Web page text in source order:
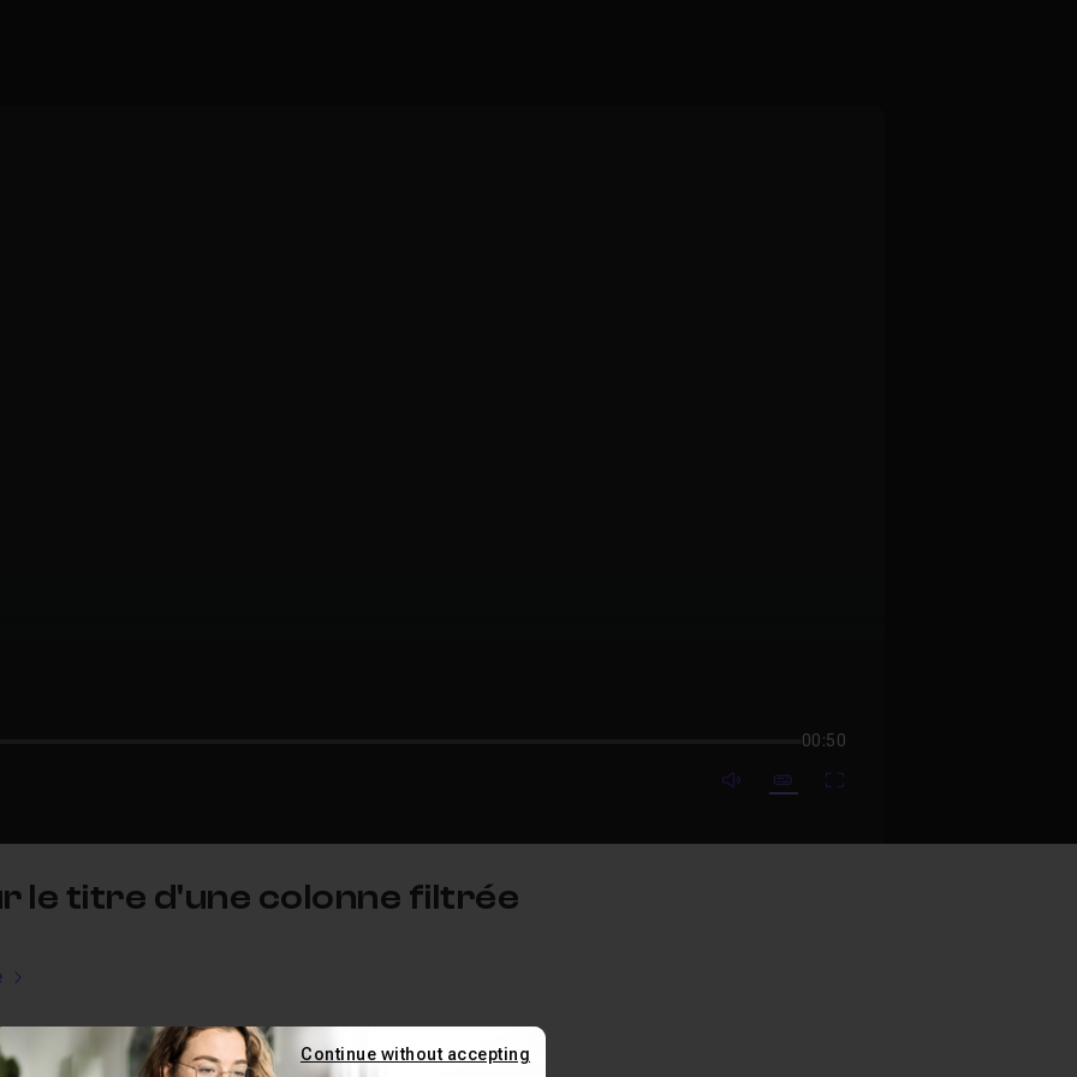
00:50
mute video
SubtitlesFullscreen
le titre d'une colonne filtrée